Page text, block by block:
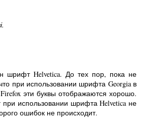
шрифт Helvetica. До тех пор, пока не
при использовании шрифта Georgia в
эти буквы отображаются хорошо.
использовании шрифта Helvetica не
ошибок не происходит.